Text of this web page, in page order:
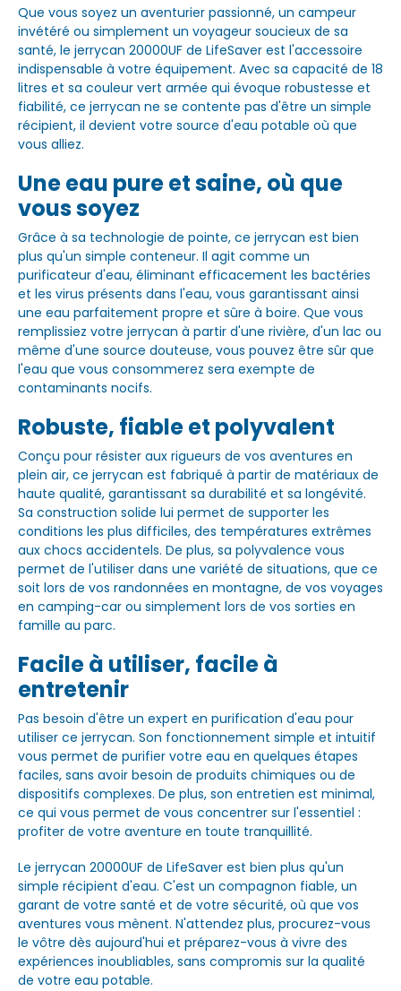
Que vous soyez un aventurier passionné, un campeur
invétéré ou simplement un voyageur soucieux de sa
santé, le jerrycan 20000UF de LifeSaver est l'accessoire
indispensable à votre équipement. Avec sa capacité de 18
litres et sa couleur vert armée qui évoque robustesse et
fiabilité, ce jerrycan ne se contente pas d'être un simple
récipient, il devient votre source d'eau potable où que
vous alliez.
Une eau pure et saine, où que
vous soyez
Grâce à sa technologie de pointe, ce jerrycan est bien
plus qu'un simple conteneur. Il agit comme un
purificateur d'eau, éliminant efficacement les bactéries
et les virus présents dans l'eau, vous garantissant ainsi
une eau parfaitement propre et sûre à boire. Que vous
remplissiez votre jerrycan à partir d'une rivière, d'un lac ou
même d'une source douteuse, vous pouvez être sûr que
l'eau que vous consommerez sera exempte de
contaminants nocifs.
Robuste, fiable et polyvalent
Conçu pour résister aux rigueurs de vos aventures en
plein air, ce jerrycan est fabriqué à partir de matériaux de
haute qualité, garantissant sa durabilité et sa longévité.
Sa construction solide lui permet de supporter les
conditions les plus difficiles, des températures extrêmes
aux chocs accidentels. De plus, sa polyvalence vous
permet de l'utiliser dans une variété de situations, que ce
soit lors de vos randonnées en montagne, de vos voyages
en camping-car ou simplement lors de vos sorties en
famille au parc.
Facile à utiliser, facile à
entretenir
Pas besoin d'être un expert en purification d'eau pour
utiliser ce jerrycan. Son fonctionnement simple et intuitif
vous permet de purifier votre eau en quelques étapes
faciles, sans avoir besoin de produits chimiques ou de
dispositifs complexes. De plus, son entretien est minimal,
ce qui vous permet de vous concentrer sur l'essentiel :
profiter de votre aventure en toute tranquillité.
Le jerrycan 20000UF de LifeSaver est bien plus qu'un
simple récipient d'eau. C'est un compagnon fiable, un
garant de votre santé et de votre sécurité, où que vos
aventures vous mènent. N'attendez plus, procurez-vous
le vôtre dès aujourd'hui et préparez-vous à vivre des
expériences inoubliables, sans compromis sur la qualité
de votre eau potable.